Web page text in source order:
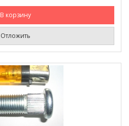
В корзину
Отложить